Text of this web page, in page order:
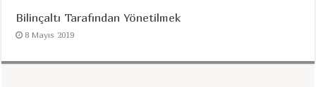
Bilinçaltı Tarafından Yönetilmek
8 Mayıs 2019